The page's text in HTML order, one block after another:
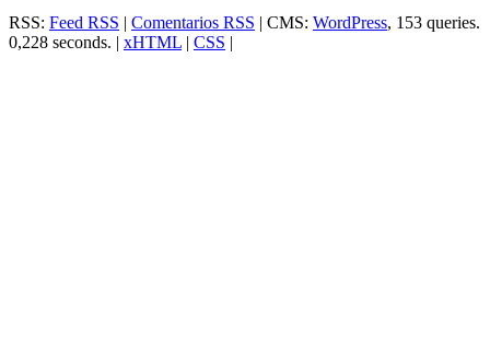
RSS: Feed RSS | Comentarios RSS | CMS: WordPress, 153 queries.
0,228 seconds. | xHTML | CSS |